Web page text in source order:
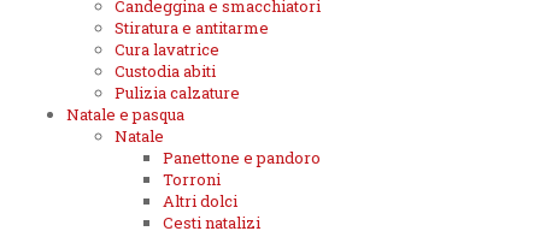
Candeggina e smacchiatori
Stiratura e antitarme
Cura lavatrice
Custodia abiti
Pulizia calzature
Natale e pasqua
Natale
Panettone e pandoro
Torroni
Altri dolci
Cesti natalizi